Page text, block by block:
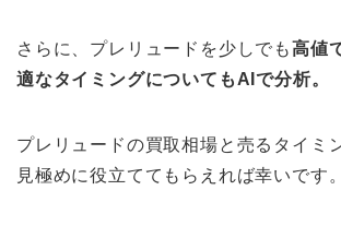
さらに、プレリュードを少しでも高値
適なタイミングについてもAIで分析。
プレリュードの買取相場と売るタイミ
見極めに役立ててもらえれば幸いです。